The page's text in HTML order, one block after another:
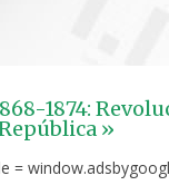
1874:
»
=